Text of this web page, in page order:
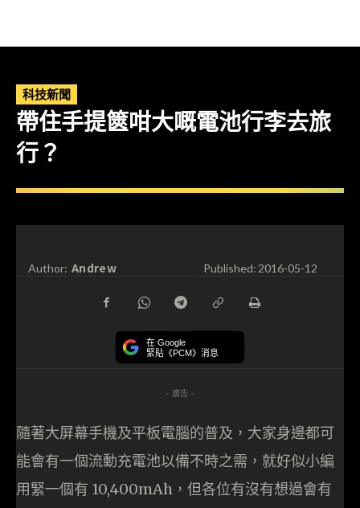
科技新聞
帶住手提篋咁大嘅電池行李去旅
行？
Author: Andrew Published:2016-05-12
在 Google
緊貼《PCM》消息
- 廣告 -
隨著大屏幕手機及平板電腦的普及，大家身邊都可
能會有一個流動充電池以備不時之需，就好似小編
用緊一個有 10,400mAh，但各位有沒有想過會有